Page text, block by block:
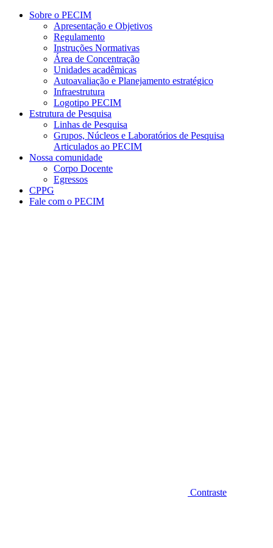
Conteúdo principal Menu principal
Sobre o PECIM
Apresentação e Objetivos
Regulamento
Instruções Normativas
Área de Concentração
Unidades acadêmicas
Autoavaliação e Planejamento estratégico
Infraestrutura
Logotipo PECIM
Estrutura de Pesquisa
Linhas de Pesquisa
Grupos, Núcleos e Laboratórios de Pesquisa
Articulados ao PECIM
Nossa comunidade
Corpo Docente
Egressos
CPPG
Fale com o PECIM
Contraste